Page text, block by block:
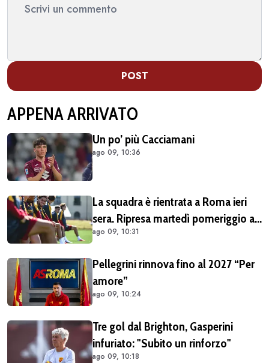
POST
APPENA ARRIVATO
Un po’ più Cacciamani
ago 09, 10:36
La squadra è rientrata a Roma ieri
sera. Ripresa martedì pomeriggio a
Trigoria
ago 09, 10:31
Pellegrini rinnova fino al 2027 “Per
amore”
ago 09, 10:24
Tre gol dal Brighton, Gasperini
infuriato: "Subito un rinforzo"
ago 09, 10:18